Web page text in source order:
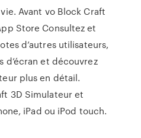
Avant vo ‎Block Craft
Store ‎Consultez et
d’autres utilisateurs,
d’écran et découvrez
plus en détail.
3D Simulateur et
iPad ou iPod touch.